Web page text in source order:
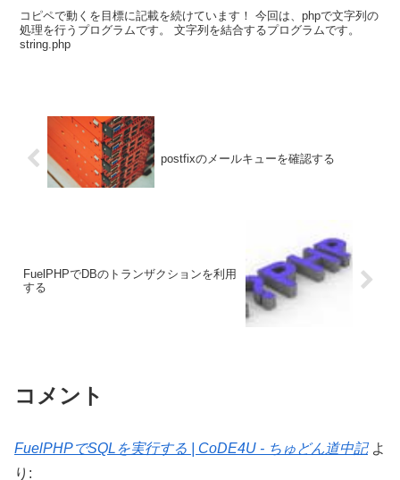
コピペで動くを目標に記載を続けています！ 今回は、phpで文字列の
処理を行うプログラムです。 文字列を結合するプログラムです。
string.php
postfixのメールキューを確認する
FuelPHPでDBのトランザクションを利用
する
コメント
FuelPHPでSQLを実行する | CoDE4U - ちゅどん道中記 よ
り: